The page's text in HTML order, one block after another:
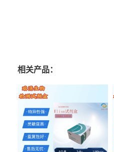
相关产品：